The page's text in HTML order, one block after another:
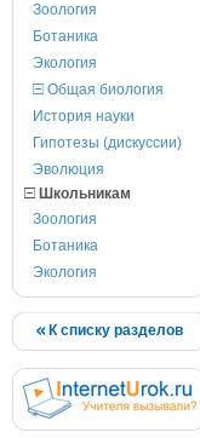
Зоология
Ботаника
Экология
Общая биология
История науки
Гипотезы (дискуссии)
Эволюция
Школьникам
Зоология
Ботаника
Экология
К списку разделов